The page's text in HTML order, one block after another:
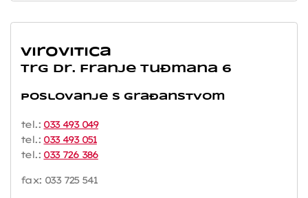
Virovitica
Trg dr. Franje Tuđmana 6
Poslovanje s građanstvom
tel.: 033 493 049
tel.: 033 493 051
tel.: 033 726 386
fax: 033 725 541